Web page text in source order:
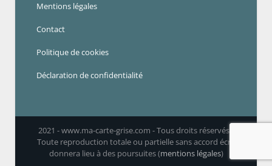
Mentions légales
Contact
Politique de cookies
Déclaration de confidentialité
2021 - www.ma-carte-grise.com - Tous droits réservés -
Toute reproduction totale ou partielle sans accord écrit
donnera lieu à des poursuites (mentions légales)